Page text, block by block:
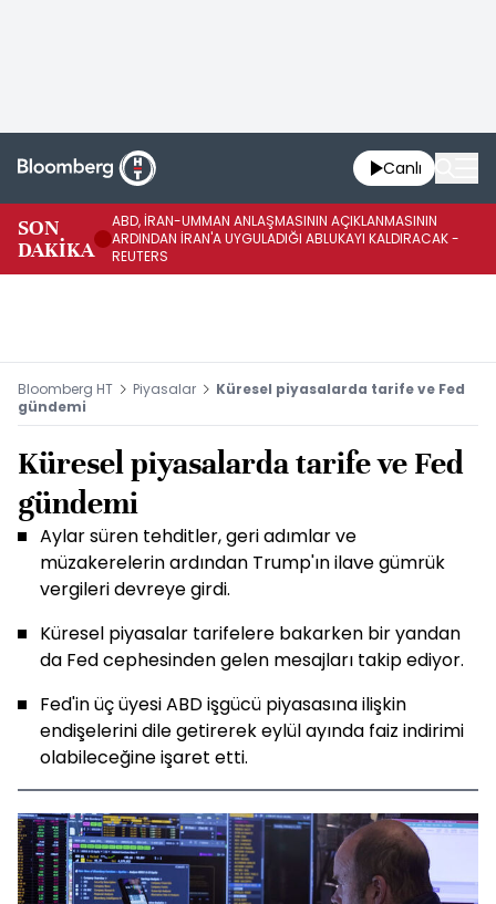
Canlı
SON
DAKİKA
ABD, İRAN-UMMAN ANLAŞMASININ AÇIKLANMASININ
ARDINDAN İRAN'A UYGULADIĞI ABLUKAYI KALDIRACAK -
REUTERS
Bloomberg HT Piyasalar
Küresel piyasalarda tarife ve Fed
gündemi
Küresel piyasalarda tarife ve Fed
gündemi
Aylar süren tehditler, geri adımlar ve
müzakerelerin ardından Trump'ın ilave gümrük
vergileri devreye girdi.
Küresel piyasalar tarifelere bakarken bir yandan
da Fed cephesinden gelen mesajları takip ediyor.
Fed'in üç üyesi ABD işgücü piyasasına ilişkin
endişelerini dile getirerek eylül ayında faiz indirimi
olabileceğine işaret etti.